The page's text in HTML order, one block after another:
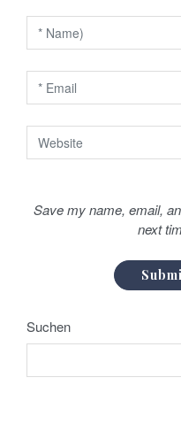
a
t
i
o
n
Save my name, email,
next
Suchen